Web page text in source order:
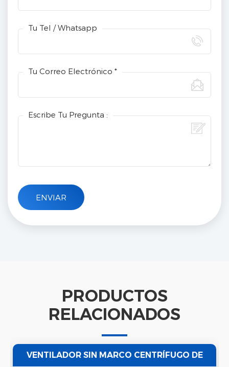
Tu Tel / Whatsapp
Tu Correo Electrónico *
Escribe Tu Pregunta :
PRODUCTOS
RELACIONADOS
VENTILADOR SIN MARCO CENTRÍFUGO DE